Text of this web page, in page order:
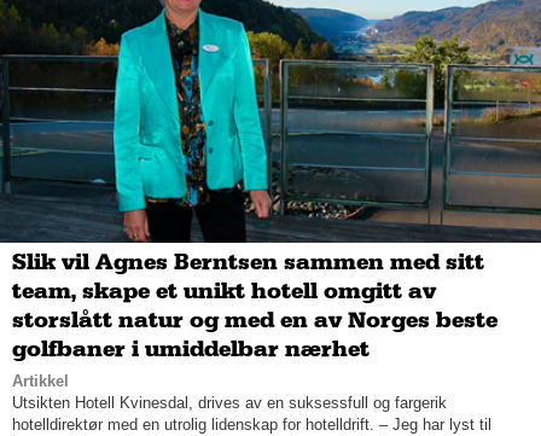
Slik vil Agnes Berntsen sammen med sitt
team, skape et unikt hotell omgitt av
storslått natur og med en av Norges beste
golfbaner i umiddelbar nærhet
Artikkel
Utsikten Hotell Kvinesdal, drives av en suksessfull og fargerik
hotelldirektør med en utrolig lidenskap for hotelldrift. – Jeg har lyst til